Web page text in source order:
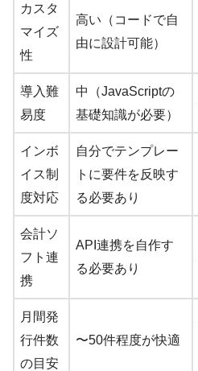
カスタ
マイズ
性
高い（コードで自
由に設計可能）
導入難
易度
中（JavaScriptの
基礎知識が必要）
インボ
イス制
度対応
自分でテンプレー
トに要件を反映す
る必要あり
会計ソ
フト連
携
API連携を自作す
る必要あり
月間発
行件数
の目安
〜50件程度が快適